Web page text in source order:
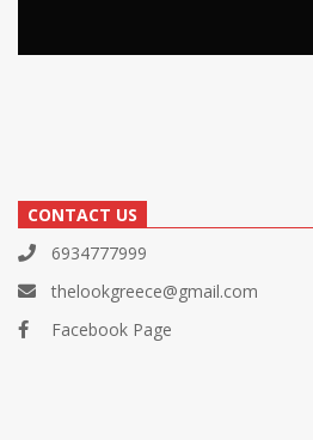
CONTACT US
6934777999
thelookgreece@gmail.com
Facebook Page